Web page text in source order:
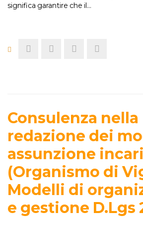
significa garantire che il…
Consulenza nella
redazione dei
assunzione
(Organismo di
Modelli di
e gestione D.Lgs